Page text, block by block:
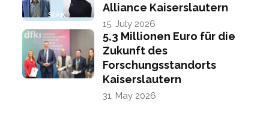
Alliance Kaiserslautern
15. July 2026
5,3 Millionen Euro für die
Zukunft des
Forschungsstandorts
Kaiserslautern
31. May 2026